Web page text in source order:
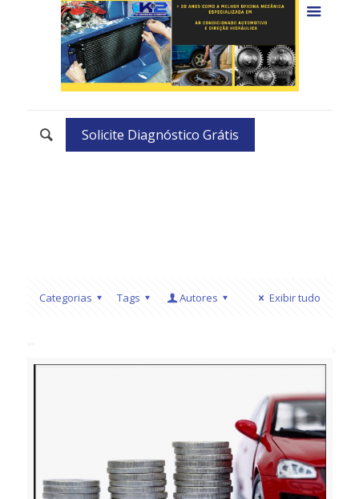
Solicite Diagnóstico Grátis
Categorias Tags Autores Exibir tudo